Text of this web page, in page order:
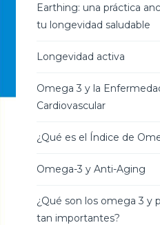
Earthing: una práctica
tu longevidad saludable
Longevidad activa
Omega 3 y la
Cardiovascular
¿Qué es el Índice de
Omega-3 y Anti-Aging
¿Qué son los omega 3 y
tan importantes?